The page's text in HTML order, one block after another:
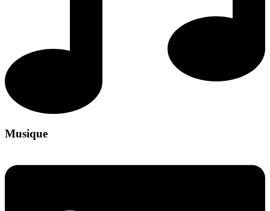
Musique